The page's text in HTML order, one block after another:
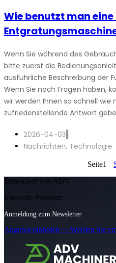
Wie benutzt man
Wenn Sie während des
bitte zuerst die
ausführliche Beschreibung der
Wenn Sie noch Fragen haben,
wir werden Ihnen so schnell wie
zufriedenstellende Antwort
2026-04-03
Nachrichten, Technologie
Seite1
Entwickelt von ADV
Exquisite Produkte
Anmeldung zum Newsletter
Angebot einholen >>Werden Sie